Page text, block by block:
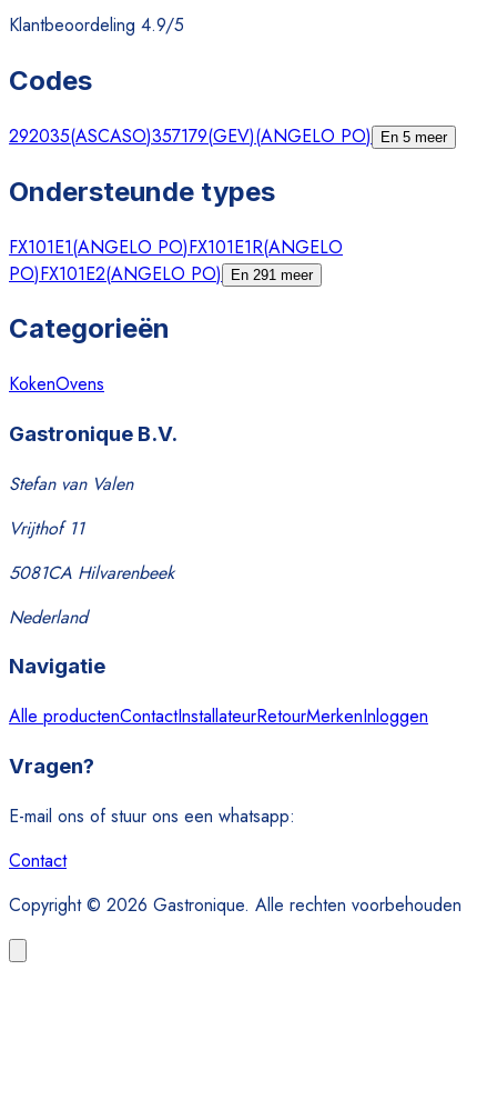
Klantbeoordeling 4.9/5
Codes
292035(ASCASO)357179(GEV)(ANGELO PO) En 5 meer
Ondersteunde types
FX101E1(ANGELO PO)FX101E1R(ANGELO
PO)FX101E2(ANGELO PO) En 291 meer
Categorieën
KokenOvens
Gastronique B.V.
Stefan van Valen
Vrijthof 11
5081CA Hilvarenbeek
Nederland
Navigatie
Alle productenContactInstallateurRetourMerkenInloggen
Vragen?
E-mail ons of stuur ons een whatsapp:
Contact
Copyright © 2026 Gastronique. Alle rechten voorbehouden